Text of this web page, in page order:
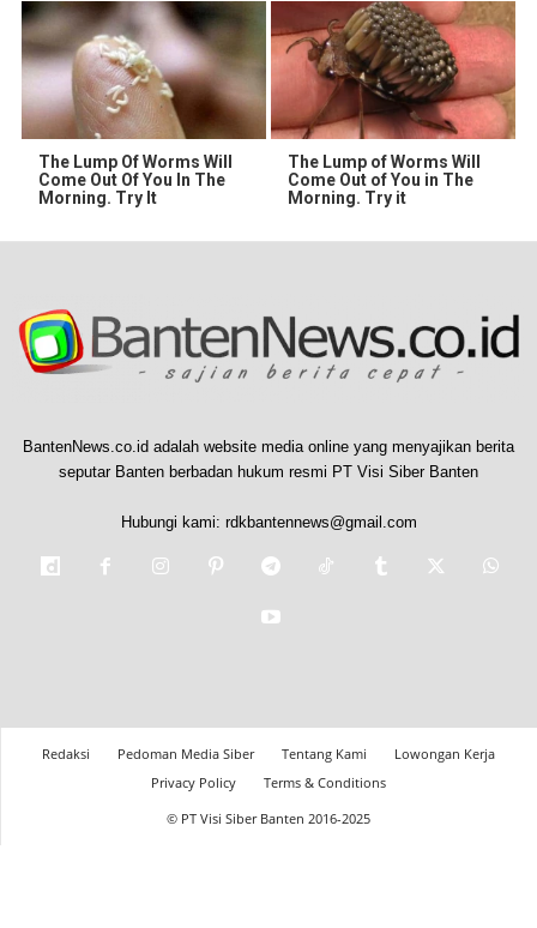
The Lump Of Worms Will
Come Out Of You In The
Morning. Try It
The Lump of Worms Will
Come Out of You in The
Morning. Try it
BantenNews.co.id adalah website media online yang menyajikan berita
seputar Banten berbadan hukum resmi PT Visi Siber Banten
Hubungi kami: rdkbantennews@gmail.com
Redaksi Pedoman Media Siber Tentang Kami
Lowongan Kerja
Privacy Policy
Terms & Conditions
© PT Visi Siber Banten 2016-2025